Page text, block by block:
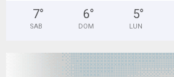
7°
SAB
6°
DOM
5°
LUN